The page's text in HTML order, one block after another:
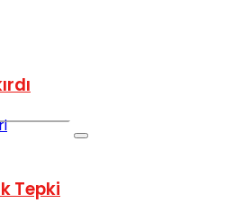
Tepki